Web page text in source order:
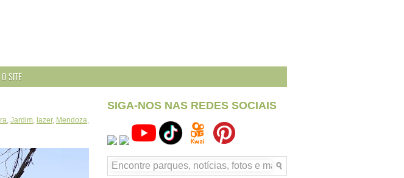
SITE
, Jardim, lazer, Mendoza,
SIGA-NOS NAS REDES SOCIAIS